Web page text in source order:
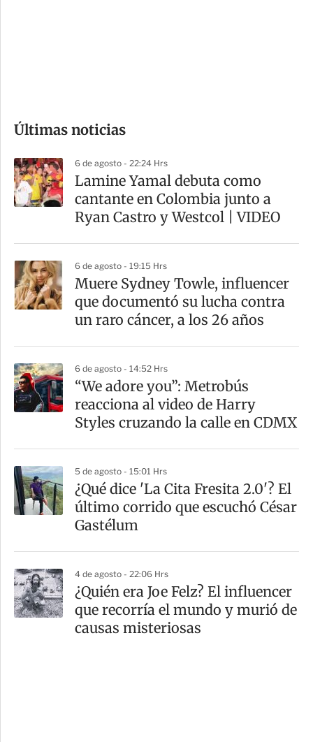
m
a
r
t
Últimas noticias
6 de agosto - 22:24 Hrs
Lamine Yamal debuta como
cantante en Colombia junto a
Ryan Castro y Westcol | VIDEO
6 de agosto - 19:15 Hrs
Muere Sydney Towle, influencer
que documentó su lucha contra
un raro cáncer, a los 26 años
6 de agosto - 14:52 Hrs
“We adore you”: Metrobús
reacciona al video de Harry
Styles cruzando la calle en CDMX
5 de agosto - 15:01 Hrs
¿Qué dice 'La Cita Fresita 2.0'? El
último corrido que escuchó César
Gastélum
4 de agosto - 22:06 Hrs
¿Quién era Joe Felz? El influencer
que recorría el mundo y murió de
causas misteriosas